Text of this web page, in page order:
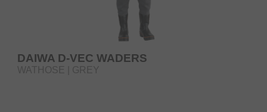
DAIWA D-VEC WADERS
WATHOSE | GREY